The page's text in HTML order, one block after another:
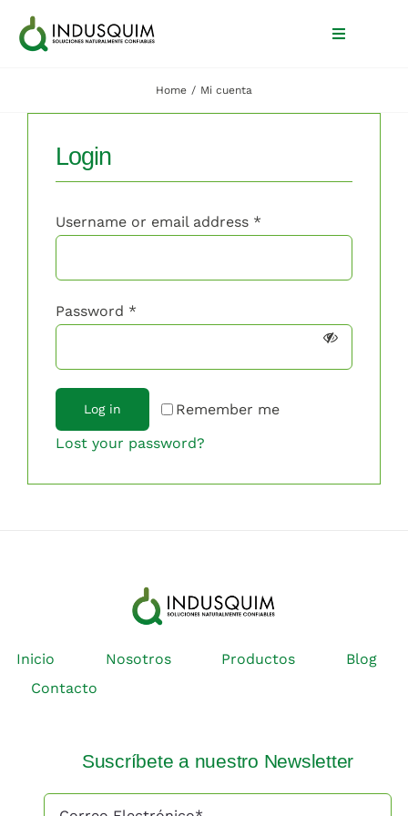
Toggle
Nosotros
Contacto
Home Mi cuenta
Login
Username or email address *
Password *
Remember me
Log in
Lost your password?
Inicio Nosotros Productos
Blog
Contacto
Suscríbete a nuestro Newsletter